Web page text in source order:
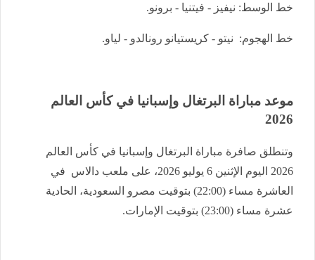
خط الوسط: نيفيز - فيتنيا - برونو.
خط الهجوم: نيتو - كريستيانو رونالدو - لياو.
موعد مباراة البرتغال وإسبانيا في كأس العالم
2026
وتنطلق صافرة مباراة البرتغال وإسبانيا في كأس العالم
2026 اليوم الإثنين 6 يوليو 2026، على ملعب دالاس في
العاشرة مساء (22:00) بتوقيت مصرو السعودية، الحادية
عشرة مساء (23:00) بتوقيت الإمارات.